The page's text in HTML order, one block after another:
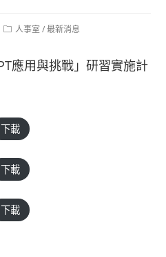
Post人事室 / 最新消息
應用與挑戰」研習實施計
下載
下載
下載